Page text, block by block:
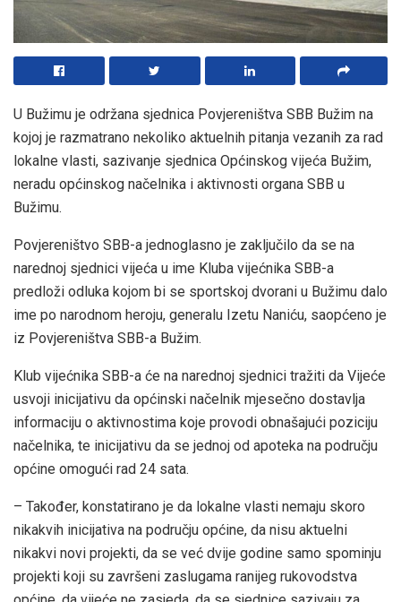
U Bužimu je održana sjednica Povjereništva SBB Bužim na
kojoj je razmatrano nekoliko aktuelnih pitanja vezanih za rad
lokalne vlasti, sazivanje sjednica Općinskog vijeća Bužim,
neradu općinskog načelnika i aktivnosti organa SBB u
Bužimu.
Povjereništvo SBB-a jednoglasno je zaključilo da se na
narednoj sjednici vijeća u ime Kluba vijećnika SBB-a
predloži odluka kojom bi se sportskoj dvorani u Bužimu dalo
ime po narodnom heroju, generalu Izetu Naniću, saopćeno je
iz Povjereništva SBB-a Bužim.
Klub vijećnika SBB-a će na narednoj sjednici tražiti da Vijeće
usvoji inicijativu da općinski načelnik mjesečno dostavlja
informaciju o aktivnostima koje provodi obnašajući poziciju
načelnika, te inicijativu da se jednoj od apoteka na području
općine omogući rad 24 sata.
– Također, konstatirano je da lokalne vlasti nemaju skoro
nikakvih inicijativa na području općine, da nisu aktuelni
nikakvi novi projekti, da se već dvije godine samo spominju
projekti koji su završeni zaslugama ranijeg rukovodstva